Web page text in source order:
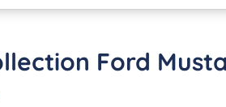
Ford